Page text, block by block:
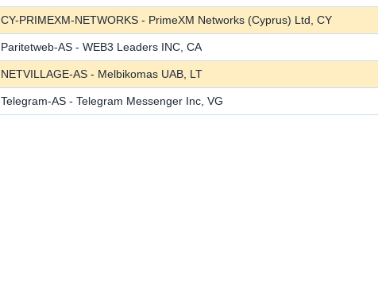
CY-PRIMEXM-NETWORKS - PrimeXM Networks (Cyprus) Ltd, CY
Paritetweb-AS - WEB3 Leaders INC, CA
NETVILLAGE-AS - Melbikomas UAB, LT
Telegram-AS - Telegram Messenger Inc, VG